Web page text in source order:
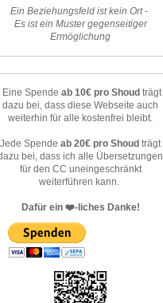
Ein Beziehungsfeld ist kein Ort -
Es ist ein Muster gegenseitiger
Ermöglichung
Eine Spende ab 10€ pro Shoud trägt
dazu bei, dass diese Webseite auch
weiterhin für alle kostenfrei bleibt.
Jede Spende ab 20€ pro Shoud trägt
bei, dass ich alle Übersetzungen
für den CC uneingeschränkt
weiterführen kann.
Dafür ein ❤️-liches Danke!